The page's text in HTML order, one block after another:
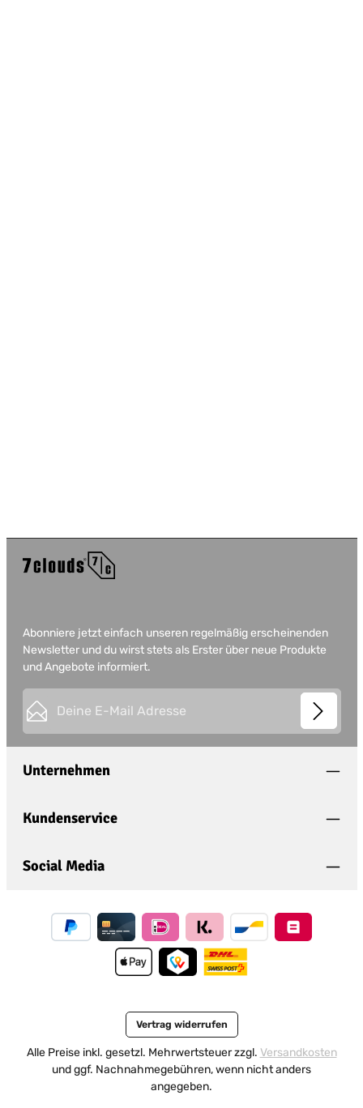
Abonniere jetzt einfach unseren regelmäßig erscheinenden
Newsletter und du wirst stets als Erster über neue Produkte
und Angebote informiert.
Datenschutz
Ich habe die
bin mit ihnen einverstanden.
Die mit einem Stern (*) markierten Felder sind
Unternehmen
Kundenservice
Social Media
Vertrag widerrufen
Alle Preise inkl. gesetzl. Mehrwertsteuer zzgl. Versandkosten
und ggf. Nachnahmegebühren, wenn nicht anders
angegeben.